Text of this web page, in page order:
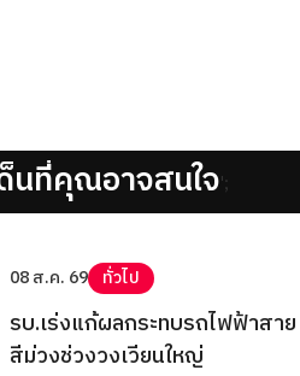
นที่คุณอาจสนใจ';
08 ส.ค. 69 ทั่วไป
รบ.เร่งแก้ผลกระทบรถไฟฟ้าสาย
สีม่วงช่วงวงเวียนใหญ่